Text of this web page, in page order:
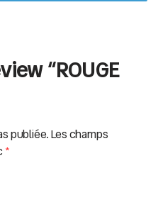
“ROUGE
publiée.Les champs
*